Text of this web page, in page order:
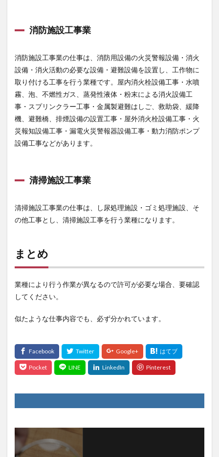
消防施設工事業
消防施設工事業の仕事は、消防用設備の火災警報設備・消火
設備・消火活動の必要な設備・避難設備を設置し、工作物に
取り付ける工事を行う業種です。屋内消火栓設備工事・水噴
霧、泡、不燃性ガス、蒸発性液体・粉末による消火設備工
事・スプリンクラー工事・金属製避難はしご、救助袋、緩降
機、避難橋、排煙設備の設置工事・屋外消火栓設備工事・火
災報知設備工事・漏電火災警報器設備工事・動力消防ポンプ
設備工事などがあります。
清掃施設工事業
清掃施設工事業の仕事は、し尿処理施設・ゴミ処理施設、そ
の他工事とし、清掃施設工事を行う業種になります。
まとめ
業種により行う作業が異なるので許可が必要な場合、要確認
してください。
似たような仕事内容でも、必ず分かれています。